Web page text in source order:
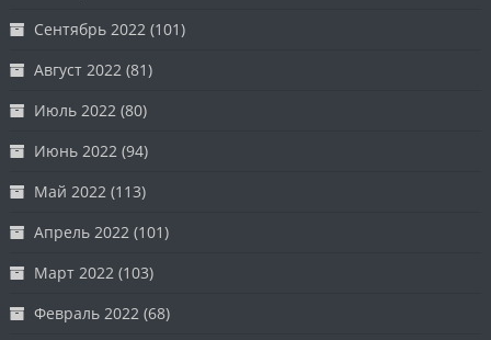
Сентябрь 2022 (101)
Август 2022 (81)
Июль 2022 (80)
Июнь 2022 (94)
Май 2022 (113)
Апрель 2022 (101)
Март 2022 (103)
Февраль 2022 (68)